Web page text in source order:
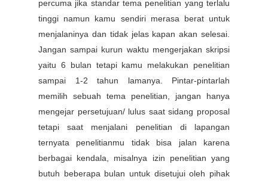
percuma jika standar tema penelitian yang terlalu
tinggi namun kamu sendiri merasa berat untuk
menjalaninya dan tidak jelas kapan akan selesai.
Jangan sampai kurun waktu mengerjakan skripsi
yaitu 6 bulan tetapi kamu melakukan penelitian
sampai 1-2 tahun lamanya. Pintar-pintarlah
memilih sebuah tema penelitian, jangan hanya
mengejar persetujuan/ lulus saat sidang proposal
tetapi saat menjalani penelitian di lapangan
ternyata penelitianmu tidak bisa jalan karena
berbagai kendala, misalnya izin penelitian yang
butuh beberapa bulan untuk disetujui oleh pihak